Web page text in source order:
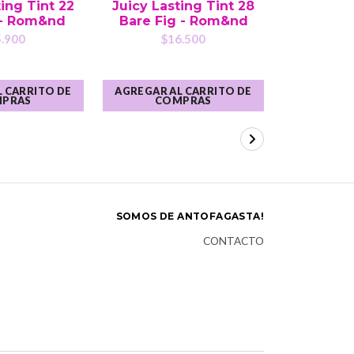
Tint 22
Rom&nd
CARRITO DE
Juicy Lasting Tint 28
Bare Fig - Rom&nd
$16.500
AGREGAR AL CARRITO DE
COMPRAS
SOMOS DE ANTOFAGASTA!
CONTACTO